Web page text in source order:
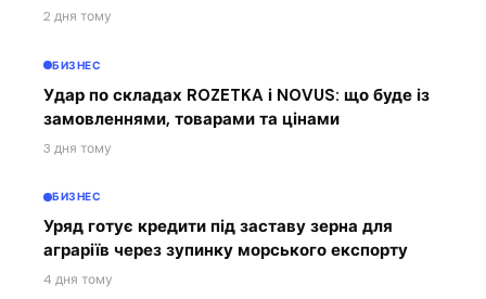
2 дня тому
БИЗНЕС
Удар по складах ROZETKA і NOVUS: що буде із
замовленнями, товарами та цінами
3 дня тому
БИЗНЕС
Уряд готує кредити під заставу зерна для
аграріїв через зупинку морського експорту
4 дня тому